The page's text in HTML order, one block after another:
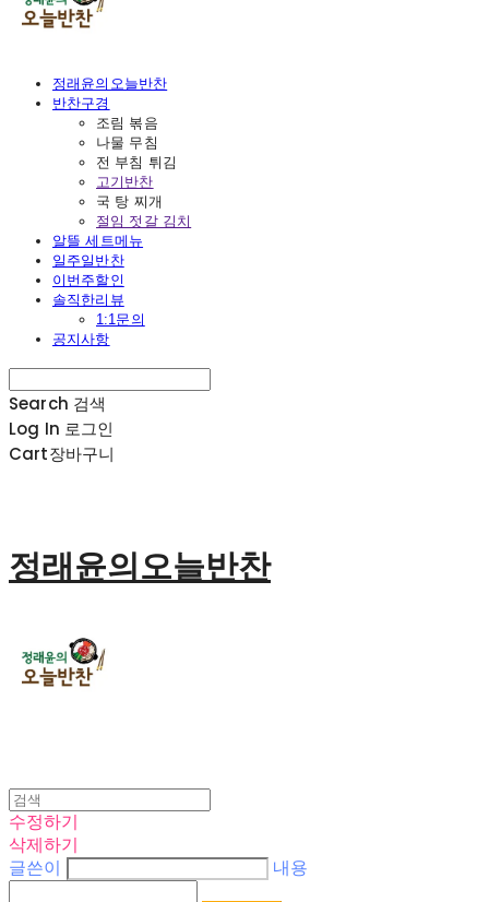
정래윤의오늘반찬
반찬구경
조림 볶음
나물 무침
전 부침 튀김
고기반찬
국 탕 찌개
절임 젓갈 김치
알뜰 세트메뉴
일주일반찬
이번주할인
솔직한리뷰
1:1문의
공지사항
Search 검색
Log In 로그인
Cart장바구니
정래윤의오늘반찬
수정하기
삭제하기
글쓴이
내용